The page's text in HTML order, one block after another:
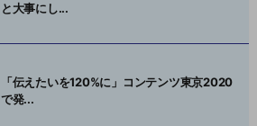
と大事にし...
「伝えたいを120%に」コンテンツ東京2020
で発...